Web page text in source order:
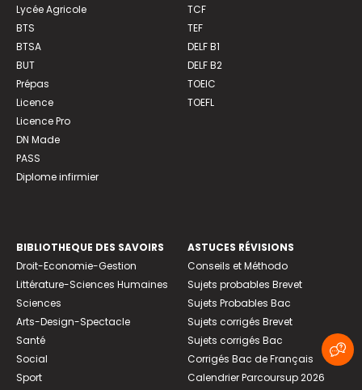
Lycée Agricole
BTS
BTSA
BUT
Prépas
Licence
Licence Pro
DN Made
PASS
Diplome infirmier
TCF
TEF
DELF B1
DELF B2
TOEIC
TOEFL
BIBLIOTHEQUE DES SAVOIRS
Droit-Economie-Gestion
Littérature-Sciences Humaines
Sciences
Arts-Design-Spectacle
Santé
Social
Sport
ASTUCES RÉVISIONS
Conseils et Méthodo
Sujets probables Brevet
Sujets Probables Bac
Sujets corrigés Brevet
Sujets corrigés Bac
Corrigés Bac de Français
Calendrier Parcoursup 2026